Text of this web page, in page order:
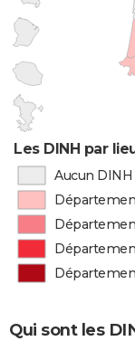
Les DINH par
Aucun
Qui sont les